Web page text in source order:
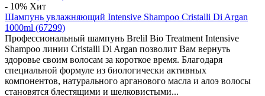
- 10% Хит
Шампунь увлажняющий Intensive Shampoo Cristalli Di Argan
1000ml (67299)
Профессиональный шампунь Brelil Bio Treatment Intensive
Shampoo линии Cristalli Di Argan позволит Вам вернуть
здоровье своим волосам за короткое время. Благодаря
специальной формуле из биологически активных
компонентов, натурального арганового масла и алоэ волосы
становятся блестящими и шелковистыми...